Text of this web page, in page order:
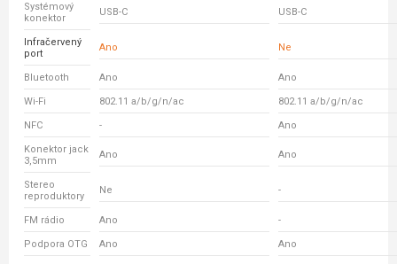
Systémový
konektor
USB-C USB-C
Infračervený
port
Ano Ne
Bluetooth Ano Ano
Wi-Fi 802.11 a/b/g/n/ac 802.11 a/b/g/n/ac
NFC - Ano
Konektor jack
3,5mm
Ano Ano
Stereo
reproduktory
Ne -
FM rádio Ano -
Podpora OTG Ano Ano